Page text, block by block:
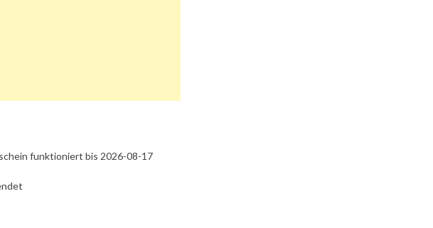
funktioniert bis 2026-08-17